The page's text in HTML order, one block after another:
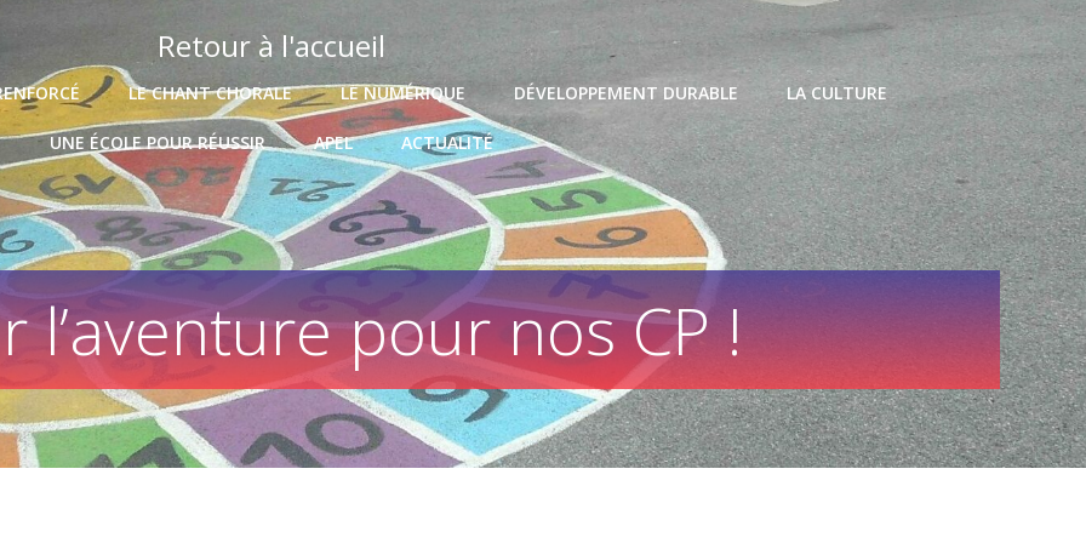
Retour à l'accueil
LE CHANT CHORALE LE NUMÉRIQUE DÉVELOPPEMENT DURABLE LA CULTURE
UNE ÉCOLE POUR RÉUSSIR APEL ACTUALITÉ
l’aventure pour nos CP !